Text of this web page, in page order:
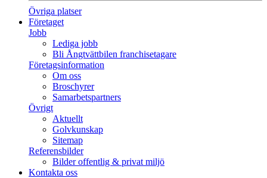
Övriga platser
Företaget
Jobb
Lediga jobb
Bli Ångtvättbilen franchisetagare
Företagsinformation
Om oss
Broschyrer
Samarbetspartners
Övrigt
Aktuellt
Golvkunskap
Sitemap
Referensbilder
Bilder offentlig & privat miljö
Kontakta oss